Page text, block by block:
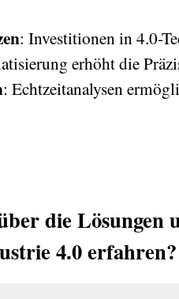
: Investitionen in 4.0-
erhöht die
: Echtzeitanalysen
die Lösungen
4.0 erfahren?